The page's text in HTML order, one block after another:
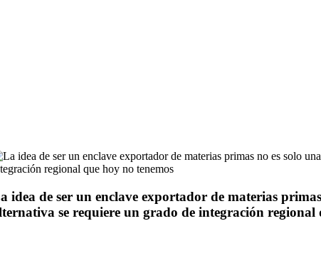
idea de ser un enclave exportador de materias
se requiere un grado de integración regional